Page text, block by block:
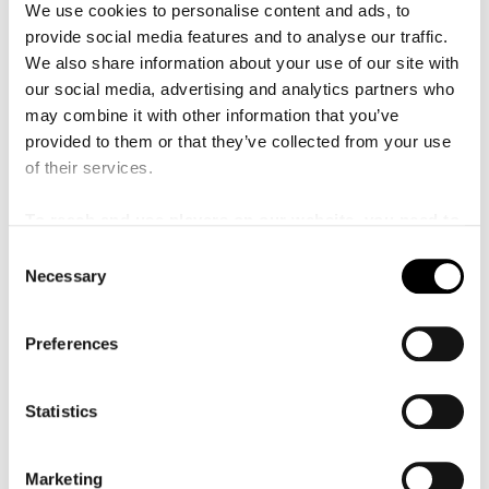
We use cookies to personalise content and ads, to
provide social media features and to analyse our traffic.
We also share information about your use of our site with
our social media, advertising and analytics partners who
may combine it with other information that you’ve
provided to them or that they’ve collected from your use
of their services.
Necessary
Preferences
Statistics
Marketing
körer, fyra sångare och Malmö SymfoniOrkester, alla under
ledning av chefsdirigent Martyn Brabbins.
Visa mer
DATE:12 november 2026 185–485 SEK
drömvärldar, skapade av tonsättarna Lili Boulanger,